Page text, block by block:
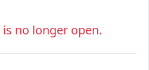
no longer open.